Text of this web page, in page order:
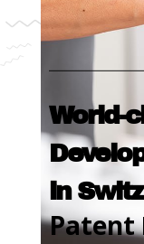
World-
in
Patent